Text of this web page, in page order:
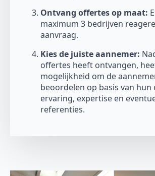
Ontvang offertes op maat:
maximum 3 bedrijven
aanvraag.
Kies de juiste aannemer:
offertes heeft ontvangen,
mogelijkheid om de
beoordelen op basis van hun
ervaring, expertise en
referenties.